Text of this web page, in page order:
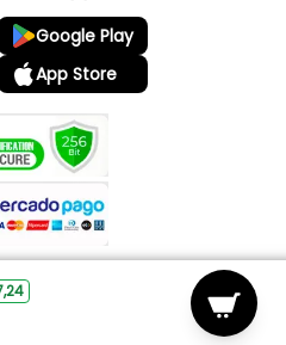
Google Play
App Store
Todos os direitos reservados.